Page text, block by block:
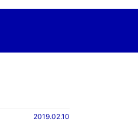
2019.02.10